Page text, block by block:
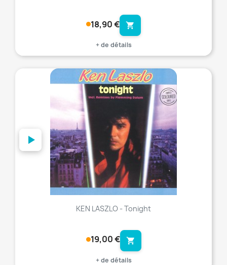
18,90 € shopping_cart
+ de détails
KEN LASZLO - Tonight
19,00 € shopping_cart
+ de détails